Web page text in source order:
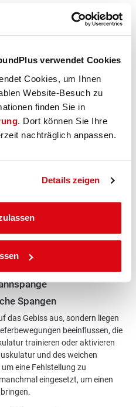
verwendet Cookies
Cookies, um Ihnen
Website-Besuch zu
finden Sie in
. Dort können Sie Ihre
nachträglich anpassen.
Details zeigen
festsitzenden Spangen.
der Tragezeit beeinträchtigt. Das
zum längeren Sprechen
: Der/die Träger*in der
achten, die Spange auch so oft
bzw. Ihr Kind dazu zu
Spangen
das Gebiss aus, sondern liegen
beeinflussen, die
trainieren oder aktivieren
und des weichen
eine Fehlstellung zu
eingesetzt, um einen